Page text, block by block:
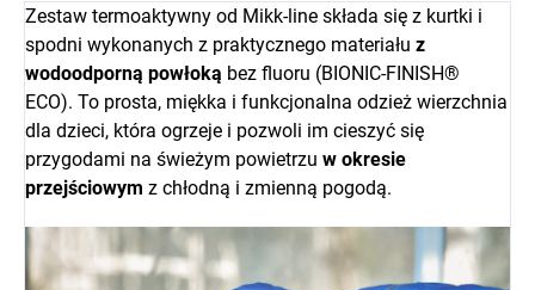
Zestaw termoaktywny od Mikk-line składa się z kurtki i
spodni wykonanych z praktycznego materiału z
wodoodporną powłoką bez fluoru (BIONIC-FINISH®
ECO). To prosta, miękka i funkcjonalna odzież wierzchnia
dla dzieci, która ogrzeje i pozwoli im cieszyć się
przygodami na świeżym powietrzu w okresie
przejściowym z chłodną i zmienną pogodą.